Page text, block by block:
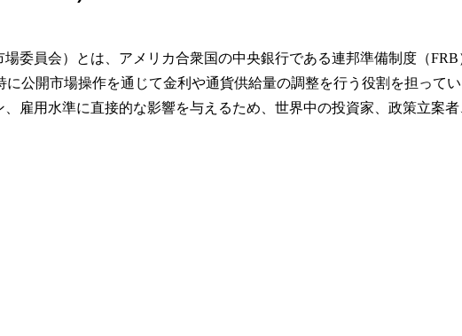
場委員会）とは、アメリカ合衆国の中央銀行である連邦準備制度（FRB
公開市場操作を通じて金利や通貨供給量の調整を行う役割を担ってい
雇用水準に直接的な影響を与えるため、世界中の投資家、政策立案者